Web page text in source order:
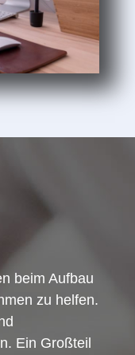
beim Aufbau
zu helfen.
Ein Großteil